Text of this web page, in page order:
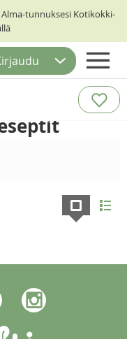
tunnuksesi Kotikokki-